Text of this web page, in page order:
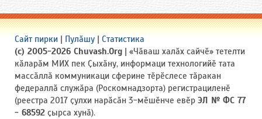
Сайт пирки Пулӑшу
Статистика
(c) 2005-2026 Chuvash.Org | «Чӑваш халӑх сайчӗ» тетелти
кӑларӑм МИХ пек Ҫыхӑну, информаци технологийӗ тата
массӑллӑ коммуникаци сферине тӗрӗслесе тӑракан
федераллӑ служӑра (Роскомнадзорта) регистрациленӗ
(реестра 2017 ҫулхи нарӑсӑн 3-мӗшӗнче евӗр ЭЛ № ФС 77
- 68592 ҫырса хунӑ).